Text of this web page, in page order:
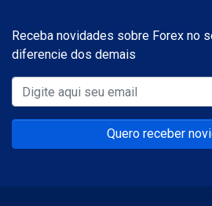
Receba novidades sobre Forex no
diferencie dos demais
Quero receber